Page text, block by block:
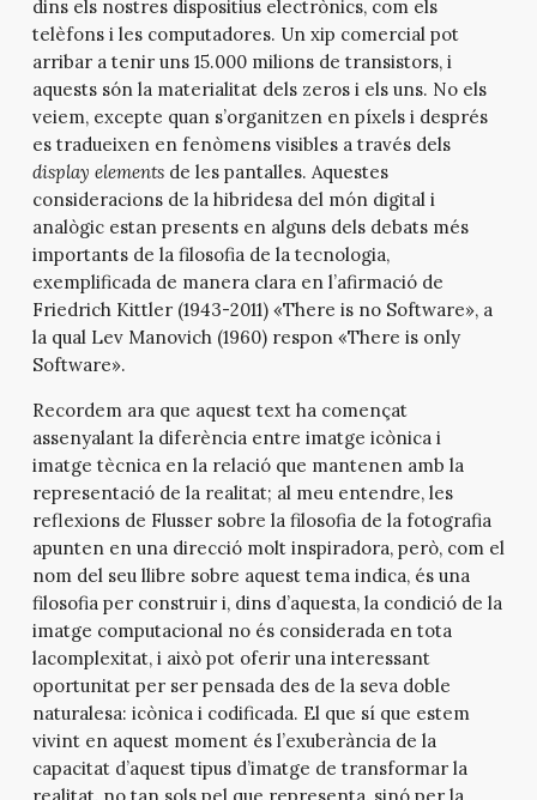
dins els nostres dispositius electrònics, com els
telèfons i les computadores. Un xip comercial pot
arribar a tenir uns 15.000 milions de transistors, i
aquests són la materialitat dels zeros i els uns. No els
veiem, excepte quan s’organitzen en píxels i després
es tradueixen en fenòmens visibles a través dels
display elementsde les pantalles. Aquestes
consideracions de la hibridesa del món digital i
analògic estan presents en alguns dels debats més
importants de la filosofia de la tecnologia,
exemplificada de manera clara en l’afirmació de
Friedrich Kittler (1943-2011) «There is no Software», a
la qual Lev Manovich (1960) respon «There is only
Software».
Recordem ara que aquest text ha començat
assenyalant la diferència entre imatge icònica i
imatge tècnica en la relació que mantenen amb la
representació de la realitat; al meu entendre, les
reflexions de Flusser sobre la filosofia de la fotografia
apunten en una direcció molt inspiradora, però, com el
nom del seu llibre sobre aquest tema indica, és una
filosofia per construir i, dins d’aquesta, la condició de la
imatge computacional no és considerada en tota
lacomplexitat, i això pot oferir una interessant
oportunitat per ser pensada des de la seva doble
naturalesa: icònica i codificada. El que sí que estem
vivint en aquest moment és l’exuberància de la
capacitat d’aquest tipus d’imatge de transformar la
realitat, no tan sols pel que representa, sinó per la